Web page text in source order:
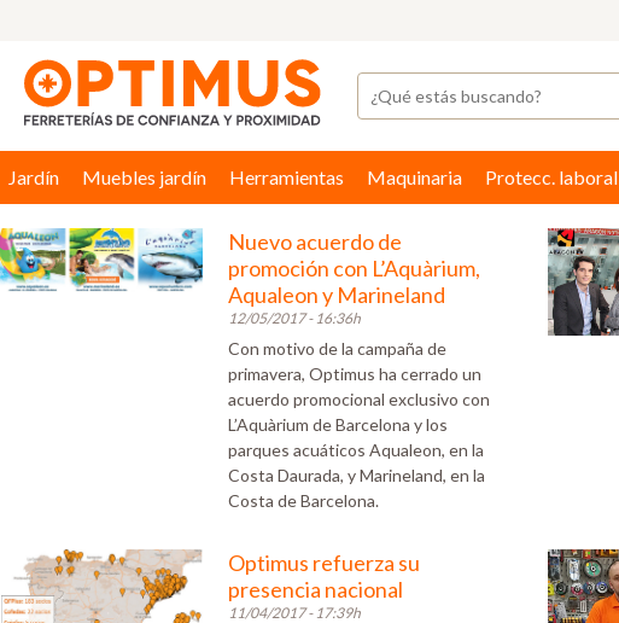
Jardín Muebles jardín Herramientas Maquinaria Protecc. laboral
Nuevo acuerdo de
promoción con L’Aquàrium,
Aqualeon y Marineland
12/05/2017 - 16:36h
Con motivo de la campaña de
primavera, Optimus ha cerrado un
acuerdo promocional exclusivo con
L’Aquàrium de Barcelona y los
parques acuáticos Aqualeon, en la
Costa Daurada, y Marineland, en la
Costa de Barcelona.
Optimus refuerza su
presencia nacional
11/04/2017 - 17:39h